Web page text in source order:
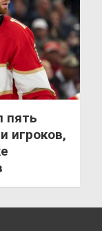
пять
игроков,